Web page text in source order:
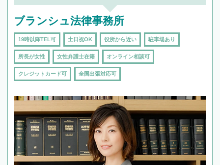
ブランシュ法律事務所
19時以降TEL可 土日祝OK 役所から近い 駐車場あり
所長が女性 女性弁護士在籍 オンライン相談可
クレジットカード可 全国出張対応可